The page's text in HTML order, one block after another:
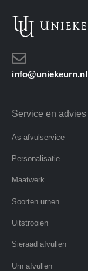
info@uniekeurn.nl
Service en advies
As-afvulservice
Personalisatie
Maatwerk
Soorten urnen
Uitstrooien
Sieraad afvullen
Urn afvullen